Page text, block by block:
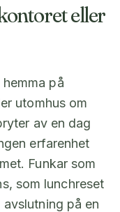
eller
på
utomhus om
av en dag
erfarenhet
Funkar som
som lunchreset
på en